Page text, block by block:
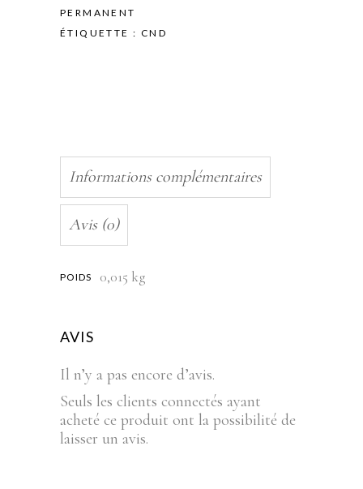
PERMANENT
ÉTIQUETTE : CND
Informations complémentaires
Avis (0)
POIDS 0,015 kg
AVIS
Il n’y a pas encore d’avis.
Seuls les clients connectés ayant
acheté ce produit ont la possibilité de
laisser un avis.